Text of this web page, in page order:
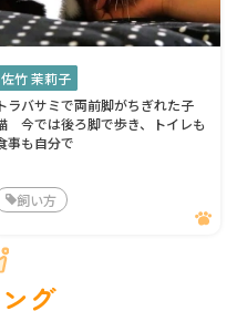
佐竹 茉莉子
トラバサミで両前脚がちぎれた子
今では後ろ脚で歩き、トイレも
事も自分で
飼い方
グ